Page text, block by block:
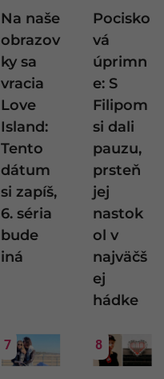
Na naše
obrazov
ky sa
vracia
Love
Island:
Tento
dátum
si zapíš,
6. séria
bude
iná
Pocisko
vá
úprimn
e: S
Filipom
si dali
pauzu,
prsteň
jej
nastok
ol v
najväčš
ej
hádke
7 8